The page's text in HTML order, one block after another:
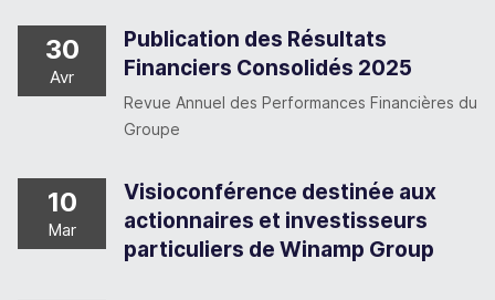
30
Avr
Publication des Résultats
Financiers Consolidés 2025
Revue Annuel des Performances Financières du
Groupe
10
Mar
Visioconférence destinée aux
actionnaires et investisseurs
particuliers de Winamp Group